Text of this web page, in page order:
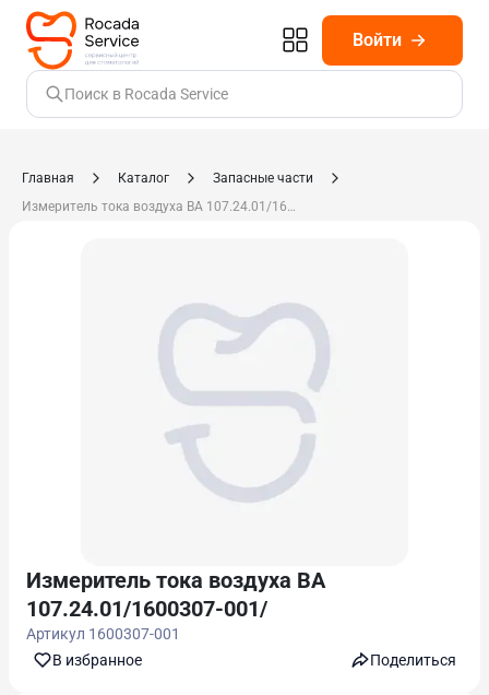
Войти
Поиск в Rocada Service
Главная Каталог
Запасные части
Измеритель тока воздуха ВА 107.24.01/1600307-001/
Измеритель тока воздуха ВА
107.24.01/1600307-001/
Артикул 1600307-001
В избранноe
Поделиться